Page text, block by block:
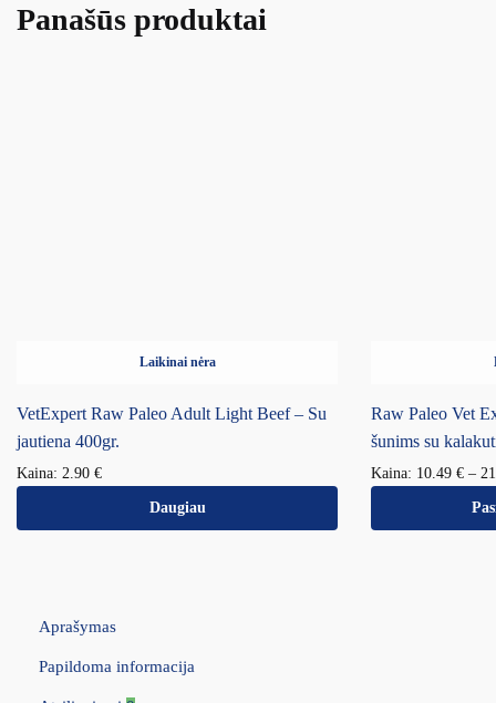
Panašūs produktai
Laikinai nėra
VetExpert Raw Paleo Adult Light Beef – Su
jautiena 400gr.
Kaina: 2.90 €
Daugiau
Raw Paleo Vet
šunims su
Kaina: 10.49 € –
Aprašymas
Papildoma informacija